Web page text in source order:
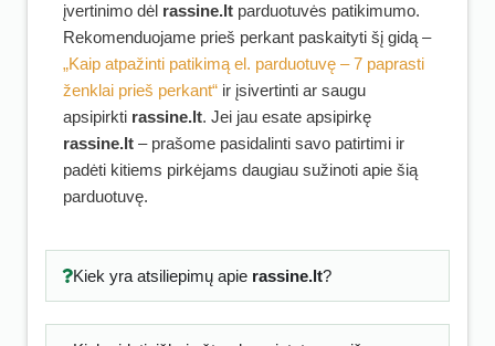
įvertinimo dėl rassine.lt parduotuvės patikimumo.
Rekomenduojame prieš perkant paskaityti šį gidą –
„Kaip atpažinti patikimą el. parduotuvę – 7 paprasti
ženklai prieš perkant“ ir įsivertinti ar saugu
apsipirkti rassine.lt. Jei jau esate apsipirkę
rassine.lt – prašome pasidalinti savo patirtimi ir
padėti kitiems pirkėjams daugiau sužinoti apie šią
parduotuvę.
Kiek yra atsiliepimų apie rassine.lt?